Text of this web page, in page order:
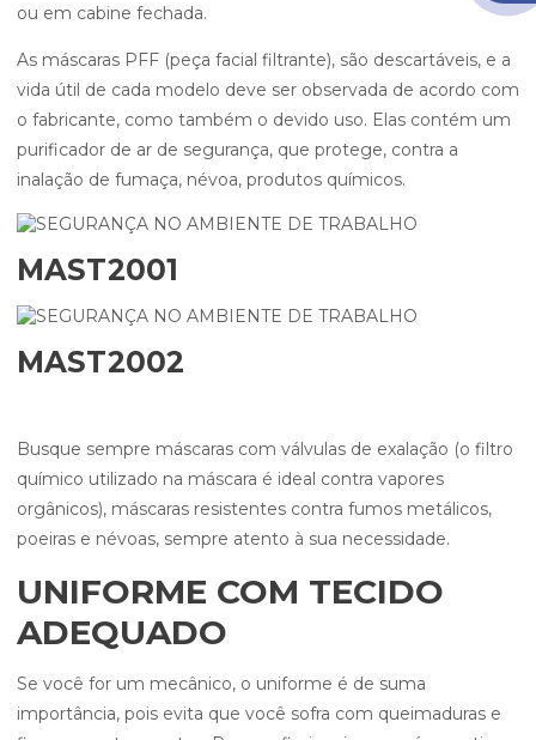
ou em cabine fechada.
As máscaras PFF (peça facial filtrante), são descartáveis, e a
vida útil de cada modelo deve ser observada de acordo com
o fabricante, como também o devido uso. Elas contém um
purificador de ar de segurança, que protege, contra a
inalação de fumaça, névoa, produtos químicos.
MAST2001
MAST2002
Busque sempre máscaras com válvulas de exalação (o filtro
químico utilizado na máscara é ideal contra vapores
orgânicos), máscaras resistentes contra fumos metálicos,
poeiras e névoas, sempre atento à sua necessidade.
UNIFORME COM TECIDO
ADEQUADO
Se você for um mecânico, o uniforme é de suma
importância, pois evita que você sofra com queimaduras e